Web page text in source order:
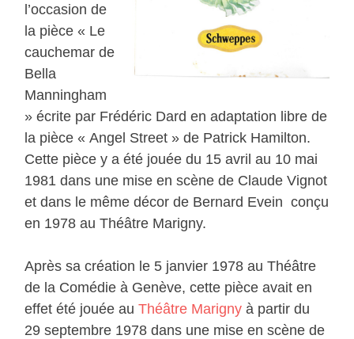
l’occasion de
la pièce « Le
cauchemar de
Bella
Manningham
» écrite par Frédéric Dard en adaptation libre de
la pièce « Angel Street » de Patrick Hamilton.
Cette pièce y a été jouée du 15 avril au 10 mai
1981 dans une mise en scène de Claude Vignot
et dans le même décor de Bernard Evein conçu
en 1978 au Théâtre Marigny.
Après sa création le 5 janvier 1978 au Théâtre
de la Comédie à Genève, cette pièce avait en
effet été jouée auThéâtre Marigny à partir du
29 septembre 1978 dans une mise en scène de